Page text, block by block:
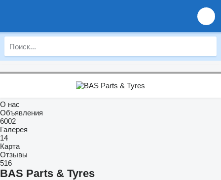
О нас
Объявления
6002
Галерея
14
Карта
Отзывы
516
BAS Parts & Tyres